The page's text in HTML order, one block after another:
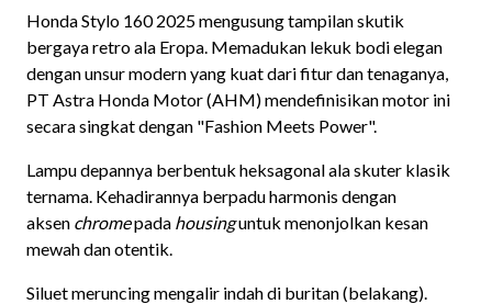
Honda Stylo 160 2025 mengusung tampilan skutik
bergaya retro ala Eropa. Memadukan lekuk bodi elegan
dengan unsur modern yang kuat dari fitur dan tenaganya,
PT Astra Honda Motor (AHM) mendefinisikan motor ini
secara singkat dengan "Fashion Meets Power".
Lampu depannya berbentuk heksagonal ala skuter klasik
ternama. Kehadirannya berpadu harmonis dengan
aksen chromepada housinguntuk menonjolkan kesan
mewah dan otentik.
Siluet meruncing mengalir indah di buritan (belakang).